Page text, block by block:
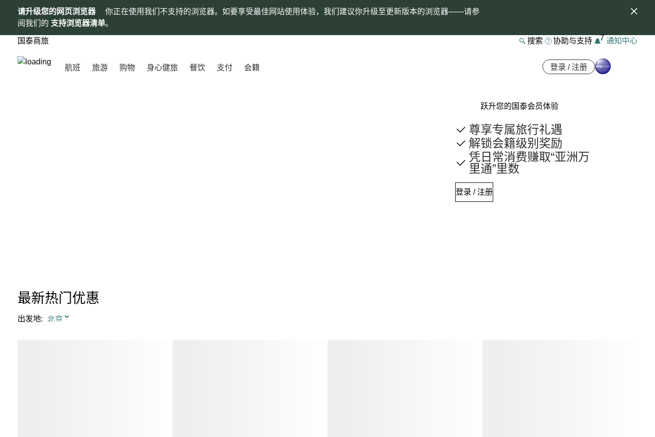
请升级您的网页浏览器
你正在使用我们不支持的浏览器。如要享受最佳网站使用体验，我们建议你升级至更新版本的浏览器——请参
阅我们的 支持浏览器清单。
国泰商旅 搜索 协助与支持 7 通知中心
航班 旅游 购物 身心健旅 餐饮 支付 会籍 登录 / 注册
最新热门优惠
出发地:
跃升您的国泰会员体验
尊享专属旅行礼遇
解锁会籍级别奖励
凭日常消费赚取“亚洲万
里通”里数
登录 / 注册